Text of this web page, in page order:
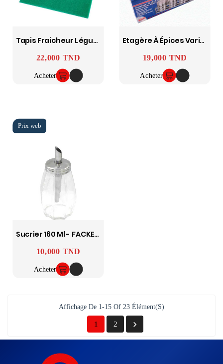
Tapis Fraicheur Légumes - Plastique - WENKO
Prix
22,000 TND
Acheter
Etagère À Épices Varioclick - FACKELMANN
Prix
19,000 TND
Acheter
Sucrier 160 Ml - FACKELMANN
Prix
10,000 TND
Acheter
Affichage De 1-15 Of 23 Élément(s)
1 2 